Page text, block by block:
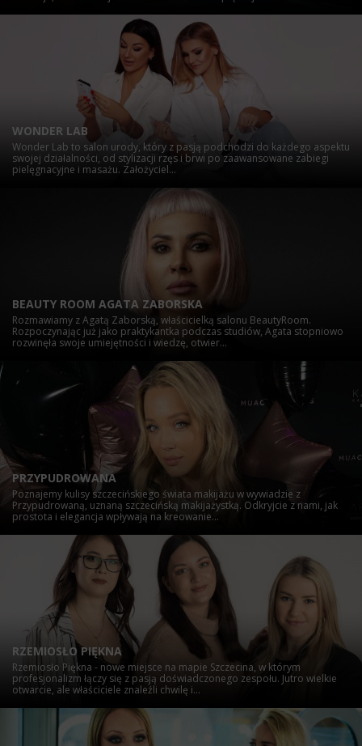
pacjentów, dzięki swojej filozofii "odkrywania naturalnego piękna".
WONDER LAB
Wonder Lab to salon urody, który z pasją podchodzi do każdego aspektu
swojej działalności, od stylizacji rzęs i brwi po zaawansowane zabiegi
pielęgnacyjne i masażu. Założyciel...
BEAUTY ROOM AGATA ZABORSKA
Rozmawiamy z Agatą Zaborską, właścicielką salonu BeautyRoom.
Rozpoczynając już jako praktykantka podczas studiów, Agata stopniowo
rozwinęła swoje umiejętności i wiedzę, otwier...
PRZYPUDROWANA
Poznajemy kulisy szczecińskiego świata makijażu w wywiadzie z
Przypudrowaną, uznaną szczecińską makijażystką. Odkryjcie z nami, jak
prostota i elegancja wpływają na kreowanie...
RZEMIOSŁO PIĘKNA
Rzemiosło Piękna - nowe miejsce na mapie Szczecina, w którym
profesjonalizm łączy się z pasją doświadczonego zespołu. Jutro wielkie
otwarcie, ale właściciele znaleźli chwilę i...